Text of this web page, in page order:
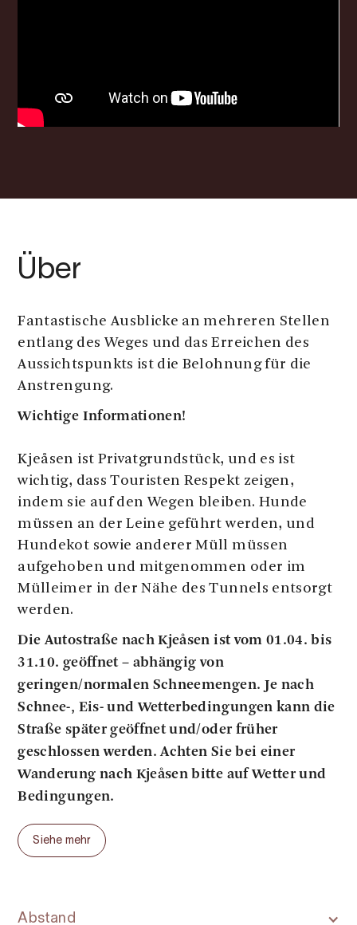
Über
Fantastische Ausblicke an mehreren Stellen
entlang des Weges und das Erreichen des
Aussichtspunkts ist die Belohnung für die
Anstrengung.
Wichtige Informationen!
Kjeåsen ist Privatgrundstück, und es ist
wichtig, dass Touristen Respekt zeigen,
indem sie auf den Wegen bleiben. Hunde
müssen an der Leine geführt werden, und
Hundekot sowie anderer Müll müssen
aufgehoben und mitgenommen oder im
Mülleimer in der Nähe des Tunnels entsorgt
werden.
Die Autostraße nach Kjeåsen ist vom 01.04. bis
31.10. geöffnet – abhängig von
geringen/normalen Schneemengen. Je nach
Schnee-, Eis- und Wetterbedingungen kann die
Straße später geöffnet und/oder früher
geschlossen werden. Achten Sie bei einer
Wanderung nach Kjeåsen bitte auf Wetter und
Bedingungen.
Startpunkt
Sima, 6,5 Km von Eidfjord Zentrum
Siehe mehr
Abstand